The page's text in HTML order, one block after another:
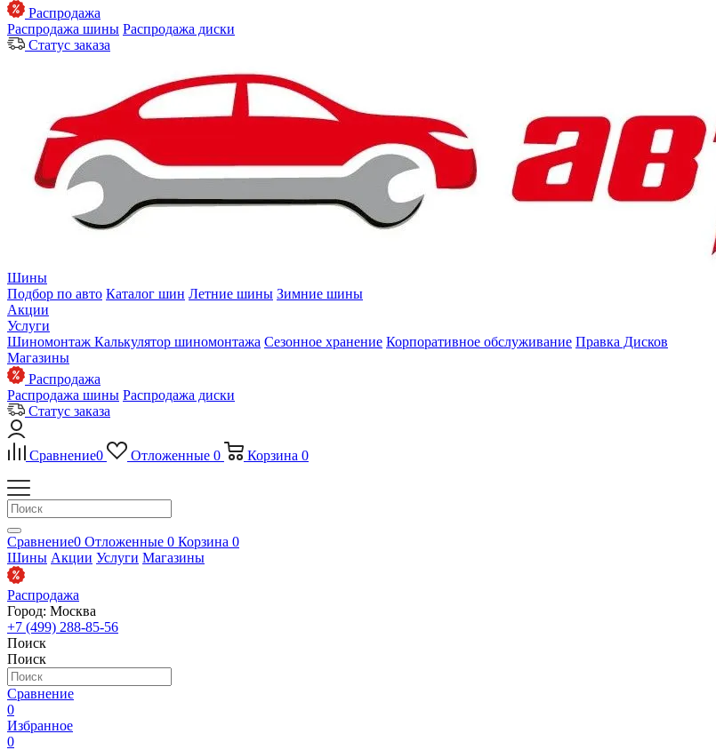
Распродажа
Распродажа шины Распродажа диски
Статус заказа
Шины
Подбор по авто Каталог шин Летние шины Зимние шины
Акции
Услуги
Шиномонтаж Калькулятор шиномонтажа Сезонное хранение Корпоративное обслуживание Правка Дисков
Магазины
Распродажа
Распродажа шины Распродажа диски
Статус заказа
Сравнение0 Отложенные 0 Корзина 0
Сравнение0 Отложенные 0 Корзина 0
Шины Акции Услуги Магазины
Распродажа
Город: Москва
+7 (499) 288-85-56
Поиск
Поиск
Сравнение
0
Избранное
0